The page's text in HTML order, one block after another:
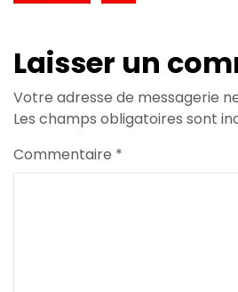
Laisser un
Votre adresse de messagerie
Les champs obligatoires sont
Commentaire *